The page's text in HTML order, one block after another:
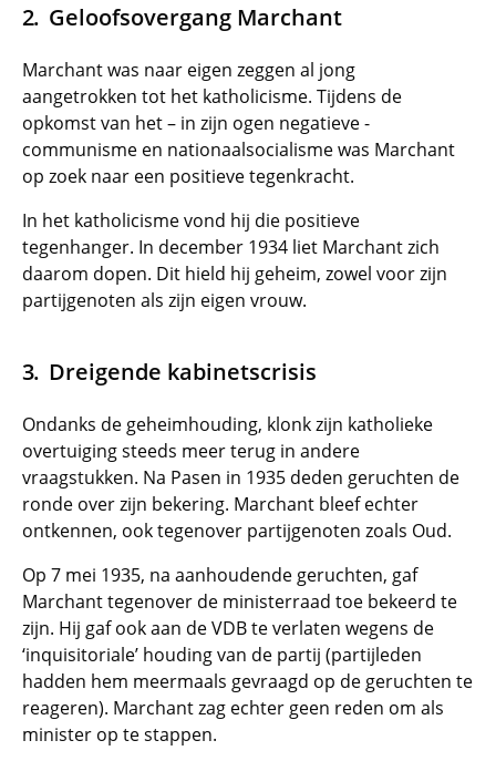
Geloofsovergang Marchant
Marchant was naar eigen zeggen al jong
aangetrokken tot het katholicisme. Tijdens de
opkomst van het – in zijn ogen negatieve -
communisme en nationaalsocialisme was Marchant
op zoek naar een positieve tegenkracht.
In het katholicisme vond hij die positieve
tegenhanger. In december 1934 liet Marchant zich
daarom dopen. Dit hield hij geheim, zowel voor zijn
partijgenoten als zijn eigen vrouw.
Dreigende kabinetscrisis
Ondanks de geheimhouding, klonk zijn katholieke
overtuiging steeds meer terug in andere
vraagstukken. Na Pasen in 1935 deden geruchten de
ronde over zijn bekering. Marchant bleef echter
ontkennen, ook tegenover partijgenoten zoals Oud.
Op 7 mei 1935, na aanhoudende geruchten, gaf
Marchant tegenover de ministerraad toe bekeerd te
zijn. Hij gaf ook aan de VDB te verlaten wegens de
‘inquisitoriale’ houding van de partij (partijleden
hadden hem meermaals gevraagd op de geruchten te
reageren). Marchant zag echter geen reden om als
minister op te stappen.